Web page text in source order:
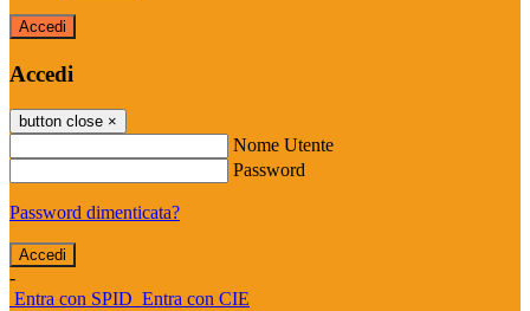
Accedi
Accedi
button close ×
Nome Utente
Password
Password dimenticata?
-
Entra con SPID Entra con CIE